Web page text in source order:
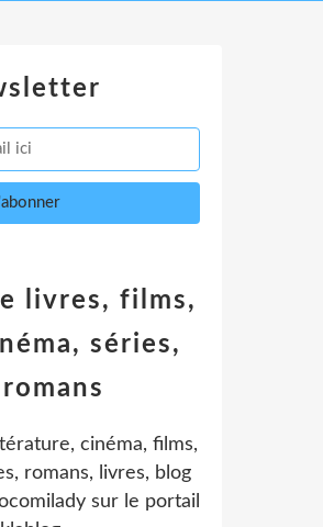
livres, films,
séries,
romans
cinéma, films,
romans, livres, blog
sur le portail